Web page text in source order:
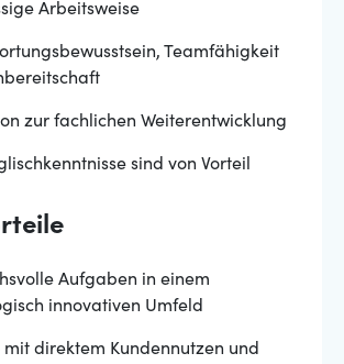
Arbeitsweise
Teamfähigkeit
zur fachlichen Weiterentwicklung
sind von Vorteil
Aufgaben in einem
innovativen Umfeld
mit direktem Kundennutzen und